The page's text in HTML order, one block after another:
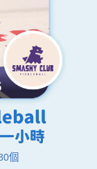
個